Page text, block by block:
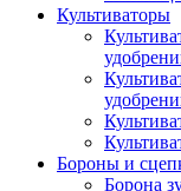
Культиваторы
Бороны и
Борона